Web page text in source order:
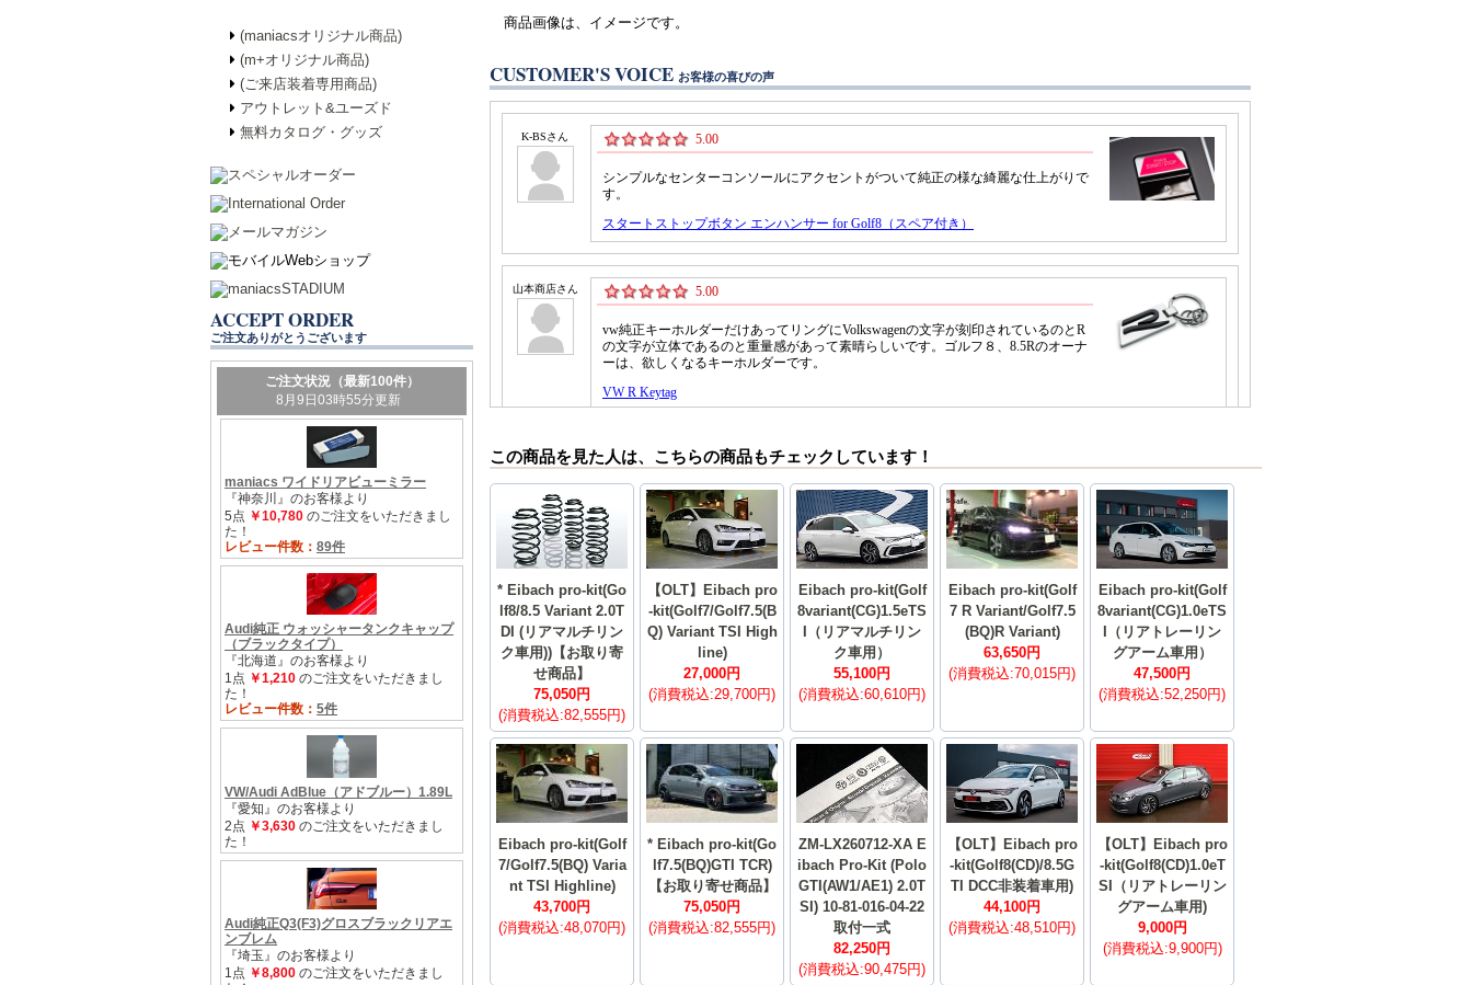
(maniacsオリジナル商品)
(m+オリジナル商品)
(ご来店装着専用商品)
アウトレット&ユーズド
無料カタログ・グッズ
ACCEPT ORDER
ご注文ありがとうございます
商品画像は、イメージです。
CUSTOMER'S VOICE お客様の喜びの声
この商品を見た人は、こちらの商品もチェックしています！
* Eibach pro-kit(Go
lf8/8.5 Variant 2.0T
DI (リアマルチリン
ク車用))【お取り寄
せ商品】
75,050円
(消費税込:82,555円)
【OLT】Eibach pro
-kit(Golf7/Golf7.5(B
Q) Variant TSI High
line)
27,000円
(消費税込:29,700円)
Eibach pro-kit(Golf
8variant(CG)1.5eTS
I（リアマルチリン
ク車用）
55,100円
(消費税込:60,610円)
Eibach pro-kit(Golf
7 R Variant/Golf7.5
(BQ)R Variant)
63,650円
(消費税込:70,015円)
Eibach pro-kit(Golf
8variant(CG)1.0eTS
I（リアトレーリン
グアーム車用）
47,500円
(消費税込:52,250円)
Eibach pro-kit(Golf
7/Golf7.5(BQ) Varia
nt TSI Highline)
43,700円
(消費税込:48,070円)
* Eibach pro-kit(Go
lf7.5(BQ)GTI TCR)
【お取り寄せ商品】
75,050円
(消費税込:82,555円)
ZM-LX260712-XA E
ibach Pro-Kit (Polo
GTI(AW1/AE1) 2.0T
SI) 10-81-016-04-22
取付一式
82,250円
(消費税込:90,475円)
【OLT】Eibach pro
-kit(Golf8(CD)/8.5G
TI DCC非装着車用)
44,100円
(消費税込:48,510円)
【OLT】Eibach pro
-kit(Golf8(CD)1.0eT
SI（リアトレーリン
グアーム車用)
9,000円
(消費税込:9,900円)